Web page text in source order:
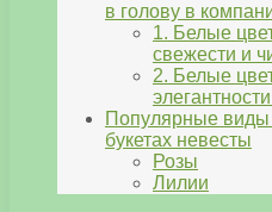
в голову в
1. Белые
свежести и
2. Белые
Популярные виды
букетах невесты
Розы
Лилии